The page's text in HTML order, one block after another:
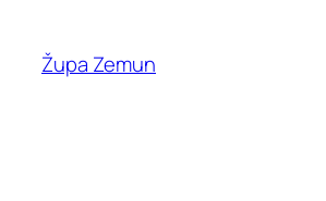
content
Župa Zemun